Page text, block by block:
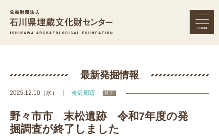
menu
最新発掘情報
2025.12.10（水） 金沢周辺 終了
野々市市 末松遺跡 令和7年度の発
掘調査が終了しました